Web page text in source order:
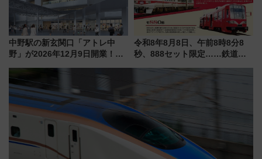
中野駅の新玄関口「アトレ中
野」が2026年12月9日開業！新
注目スポット
令和8年8月8日、午前8時8分8
秒、888セット限定……鉄道各